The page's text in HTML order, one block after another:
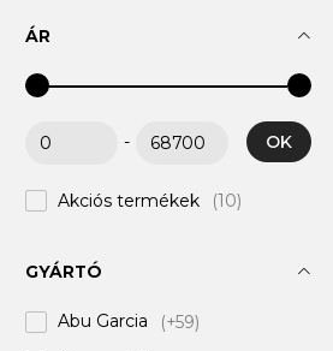
ÁR
- OK
Akciós termékek (10)
GYÁRTÓ
Abu Garcia
(+59)